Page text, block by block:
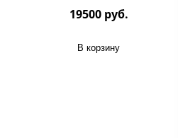
19500 руб.
В корзину